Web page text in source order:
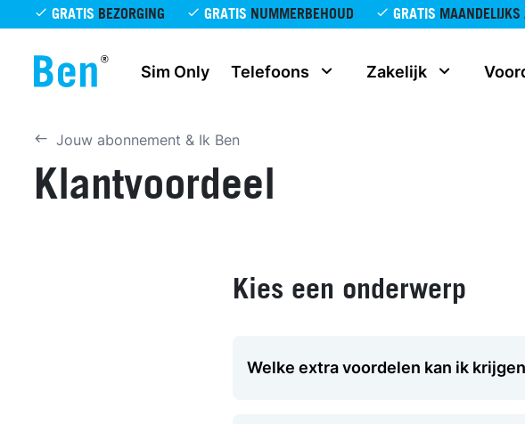
Overslaan en naar de inhoud gaan
GRATIS BEZORGING GRATIS NUMMERBEHOUD GRATIS
Sim Only Telefoons Zakelijk
Jouw abonnement & Ik Ben
Klantvoordeel
Kies een onderwerp
Welke extra voordelen kan ik